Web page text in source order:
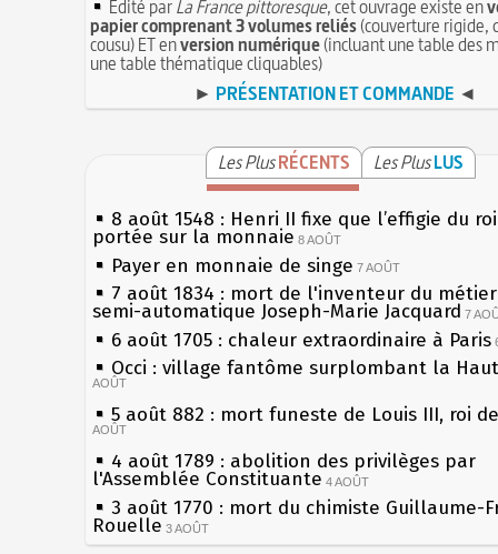
Édité parLa France pittoresque, cet ouvrage existe en
papier comprenant 3 volumes reliés(couverture rigide,
cousu) ET enversion numérique(incluant une table des
une table thématique cliquables)
► PRÉSENTATION ET COMMANDE ◄
Les PlusRÉCENTS Les PlusLUS
8 août 1548 : Henri II fixe que l’effigie du
portée sur la monnaie 8 AOÛT
Payer en monnaie de singe 7 AOÛT
7 août 1834 : mort de l'inventeur du
semi-automatique Joseph-Marie Jacquard 7
6 août 1705 : chaleur extraordinaire à Paris
Occi : village fantôme surplombant la
AOÛT
5 août 882 : mort funeste de Louis III, roi
AOÛT
4 août 1789 : abolition des privilèges par
l'Assemblée Constituante 4 AOÛT
3 août 1770 : mort du chimiste Guillaume-
Rouelle 3 AOÛT